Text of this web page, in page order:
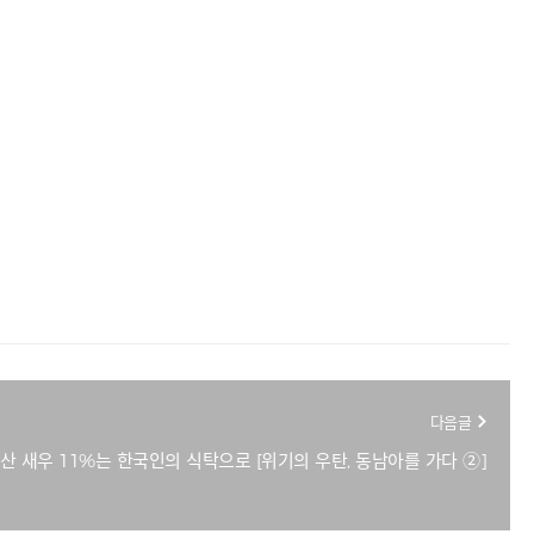
다음글
새우 11%는 한국인의 식탁으로 [위기의 우탄, 동남아를 가다 ②]